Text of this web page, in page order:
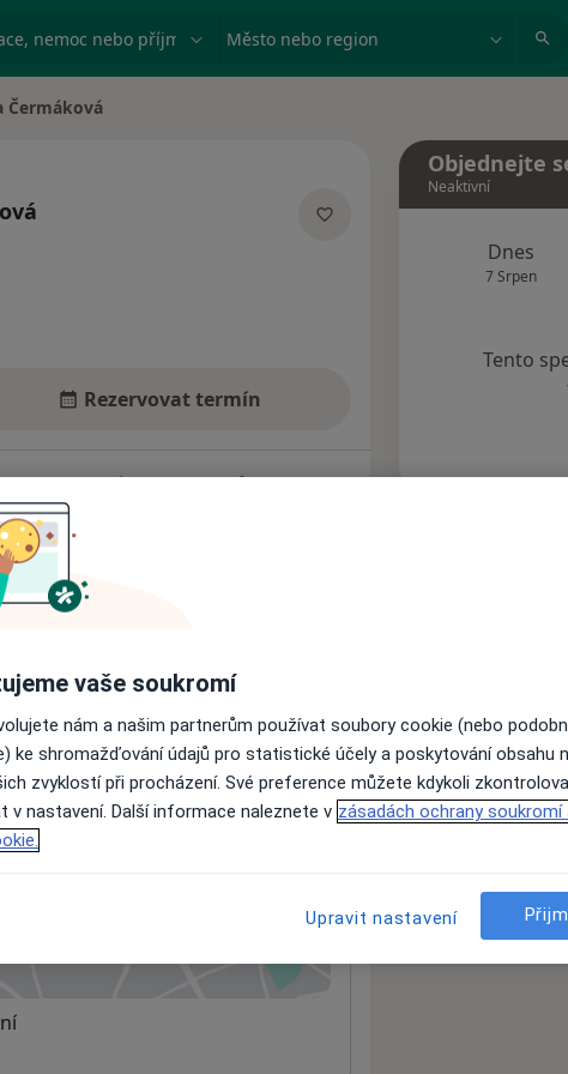
nemoc nebo příjmení Město nebo region
Čermáková
Rezervovat termín
Názory pacientů (6)
nejsou k dispozici
informace o svých službách.
v nové záložce
Objednejte
Neaktivní
Dnes
7 Srpen
Tento
vaše soukromí
nám a našim partnerům používat soubory cookie (nebo
ke shromažďování údajů pro statistické účely a poskytování obsahu
zvyklostí při procházení. Své preference můžete kdykoli
v nastavení. Další informace naleznete v zásadách ochrany soukromí
Upravit nastavení